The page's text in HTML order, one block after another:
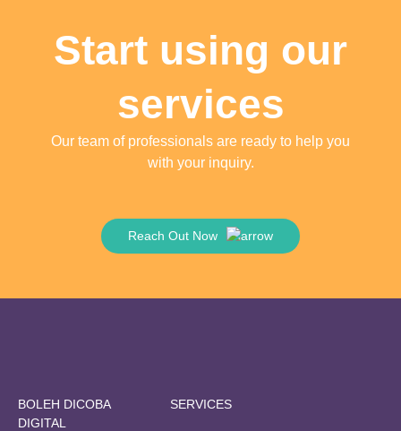
Start using our
services
Our team of professionals are ready to help you
with your inquiry.
Reach Out Now
BOLEH DICOBA
DIGITAL
SERVICES